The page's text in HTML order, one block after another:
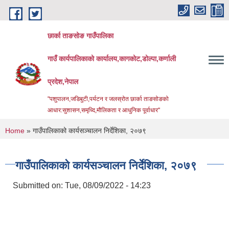
Skip to main content
छार्का ताङसोङ गाउँपालिका
गाउँ कार्यपालिकाको कार्यालय,कागकोट,डोल्पा,कर्णाली
प्रदेश,नेपाल
"पशुपालन,जडिबुटी,पर्यटन र जलस्रोत छार्का ताङसोङको
आधार:सुशासन,समृध्दि,मौलिकता र आधुनिक पूर्वाधार''
You are here
Home » गाउँपालिकाको कार्यसञ्चालन निर्देशिका, २०७९
गाउँपालिकाको कार्यसञ्चालन निर्देशिका, २०७९
Submitted on: Tue, 08/09/2022 - 14:23